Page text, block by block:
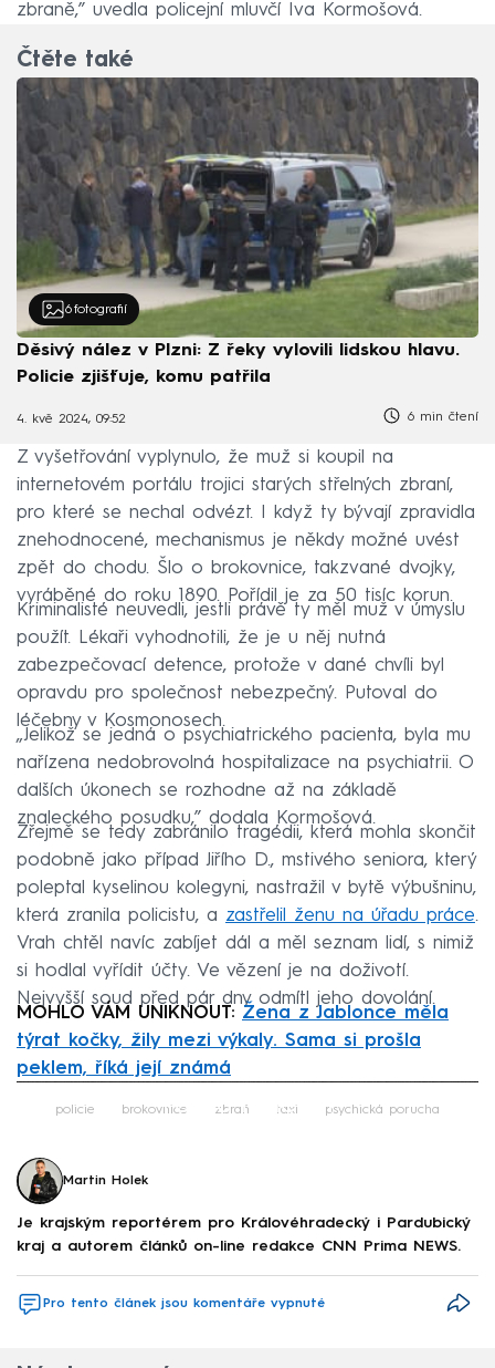
zbraně,” uvedla policejní mluvčí Iva Kormošová.
Čtěte také
6 fotografií
Děsivý nález v Plzni: Z řeky vylovili lidskou hlavu.
Policie zjišťuje, komu patřila
4. kvě 2024, 09:52 6 min čtení
Z vyšetřování vyplynulo, že muž si koupil na
internetovém portálu trojici starých střelných zbraní,
pro které se nechal odvézt. I když ty bývají zpravidla
znehodnocené, mechanismus je někdy možné uvést
zpět do chodu. Šlo o brokovnice, takzvané dvojky,
vyráběné do roku 1890. Pořídil je za 50 tisíc korun.
Kriminalisté neuvedli, jestli právě ty měl muž v úmyslu
použít. Lékaři vyhodnotili, že je u něj nutná
zabezpečovací detence, protože v dané chvíli byl
opravdu pro společnost nebezpečný. Putoval do
léčebny v Kosmonosech.
„Jelikož se jedná o psychiatrického pacienta, byla mu
nařízena nedobrovolná hospitalizace na psychiatrii. O
dalších úkonech se rozhodne až na základě
znaleckého posudku,” dodala Kormošová.
Zřejmě se tedy zabránilo tragédii, která mohla skončit
podobně jako případ Jiřího D., mstivého seniora, který
poleptal kyselinou kolegyni, nastražil v bytě výbušninu,
která zranila policistu, a zastřelil ženu na úřadu práce.
Vrah chtěl navíc zabíjet dál a měl seznam lidí, s nimiž
si hodlal vyřídit účty. Ve vězení je na doživotí.
Nejvyšší soud před pár dny odmítl jeho dovolání.
MOHLO VÁM UNIKNOUT: Žena z Jablonce měla
týrat kočky, žily mezi výkaly. Sama si prošla
peklem, říká její známá
Failed to fetch
policie brokovnice zbraň taxi psychická porucha
Martin Holek
Je krajským reportérem pro Královéhradecký i Pardubický
kraj a autorem článků on-line redakce CNN Prima NEWS.
Pro tento článek jsou komentáře vypnuté